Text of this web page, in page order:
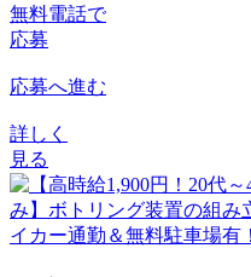
無料電話で
応募
応募へ進む
詳しく
見る